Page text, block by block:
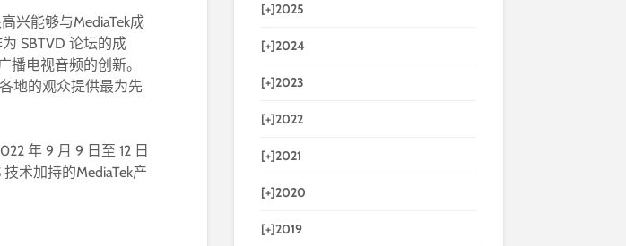
兴能够与MediaTek成
SBTVD 论坛的成
播电视音频的创新。
地的观众提供最为先
年 9 月 9 日至 12 日
术加持的MediaTek产
[+]2025
[+]2024
[+]2023
[+]2022
[+]2021
[+]2020
[+]2019